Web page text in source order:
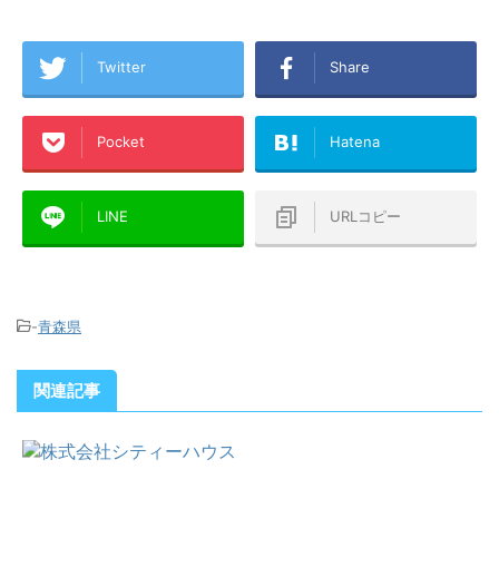
Twitter Share
Pocket Hatena
LINE URLコピー
-青森県
関連記事